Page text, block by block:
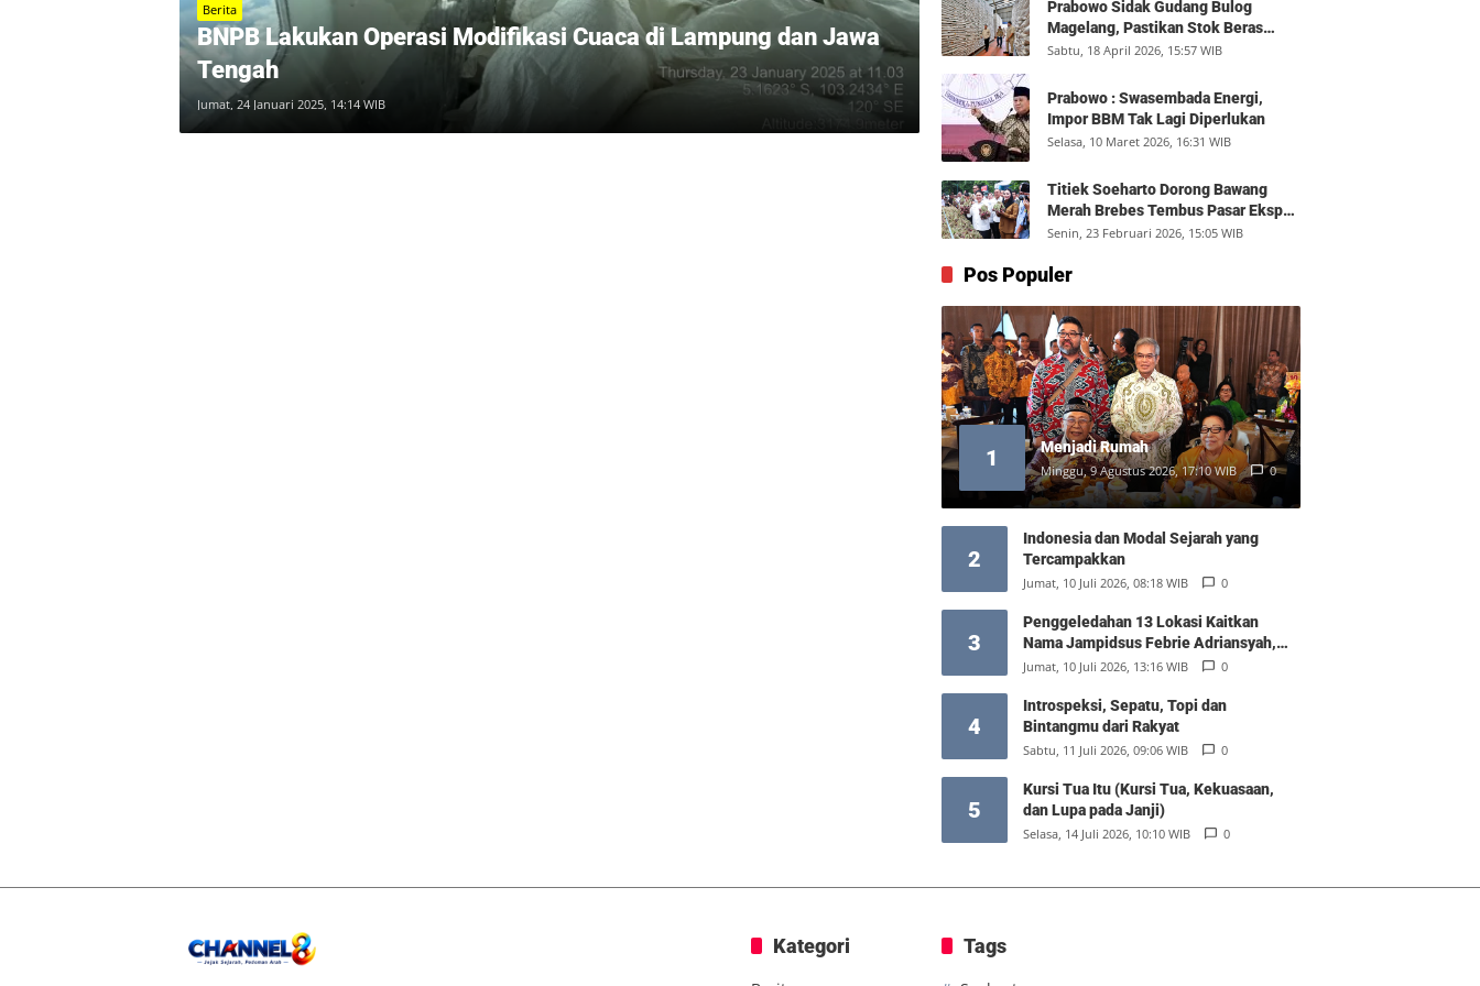
Berita
BNPB Lakukan Operasi Modifikasi Cuaca di Lampung dan Jawa
Tengah
Jumat, 24 Januari 2025, 14:14 WIB
Prabowo Sidak Gudang Bulog
Magelang, Pastikan Stok Beras
Aman dan Distribusi Lancar
Sabtu, 18 April 2026, 15:57 WIB
Prabowo : Swasembada Energi,
Impor BBM Tak Lagi Diperlukan
Selasa, 10 Maret 2026, 16:31 WIB
Titiek Soeharto Dorong Bawang
Merah Brebes Tembus Pasar Ekspor,
Petani Bisa Untung Rp350 Juta per
Senin, 23 Februari 2026, 15:05 WIB
Pos Populer
1 Menjadi Rumah
Minggu, 9 Agustus 2026, 17:10 WIB 0
2
Indonesia dan Modal Sejarah yang
Tercampakkan
Jumat, 10 Juli 2026, 08:18 WIB 0
3
Penggeledahan 13 Lokasi Kaitkan
Nama Jampidsus Febrie Adriansyah,
Polisi Sita Rp476 Miliar dan 74 Kg Emas
Jumat, 10 Juli 2026, 13:16 WIB 0
4
Introspeksi, Sepatu, Topi dan
Bintangmu dari Rakyat
Sabtu, 11 Juli 2026, 09:06 WIB 0
5
Kursi Tua Itu (Kursi Tua, Kekuasaan,
dan Lupa pada Janji)
Selasa, 14 Juli 2026, 10:10 WIB 0
Kategori Tags